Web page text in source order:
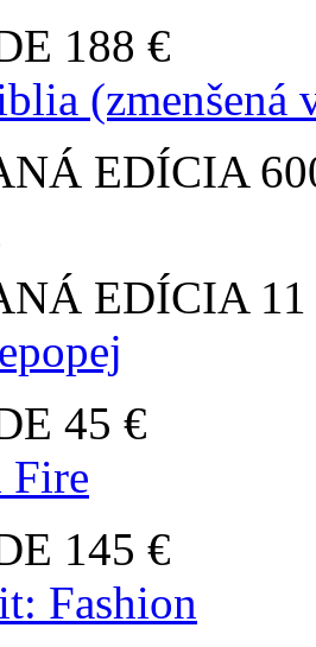
188 €
(zmenšená
EDÍCIA
EDÍCIA
45 €
Fire
145 €
Fashion